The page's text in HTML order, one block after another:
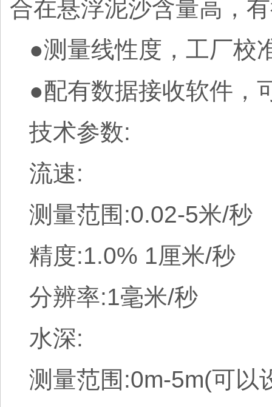
合在悬浮泥沙含量高，
●测量线性度，工厂校
●配有数据接收软件，
技术参数:
流速:
测量范围:0.02-5米/秒
精度:1.0% 1厘米/秒
分辨率:1毫米/秒
水深:
测量范围:0m-5m(可以